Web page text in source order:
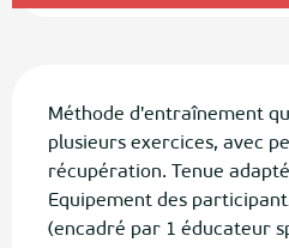
Méthode d'entraînement
plusieurs exercices, avec
récupération. Tenue
Equipement des
(encadré par 1 éducateur